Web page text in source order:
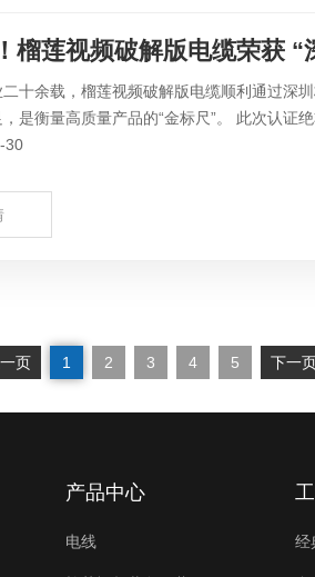
榴莲视频破解版电缆荣获 “
十余载，榴莲视频破解版电缆顺利通过深
是衡量高质量产品的“金标尺”。 此次认证
30
一页 1 2 3 4 5 下一
产品中心
电线 经